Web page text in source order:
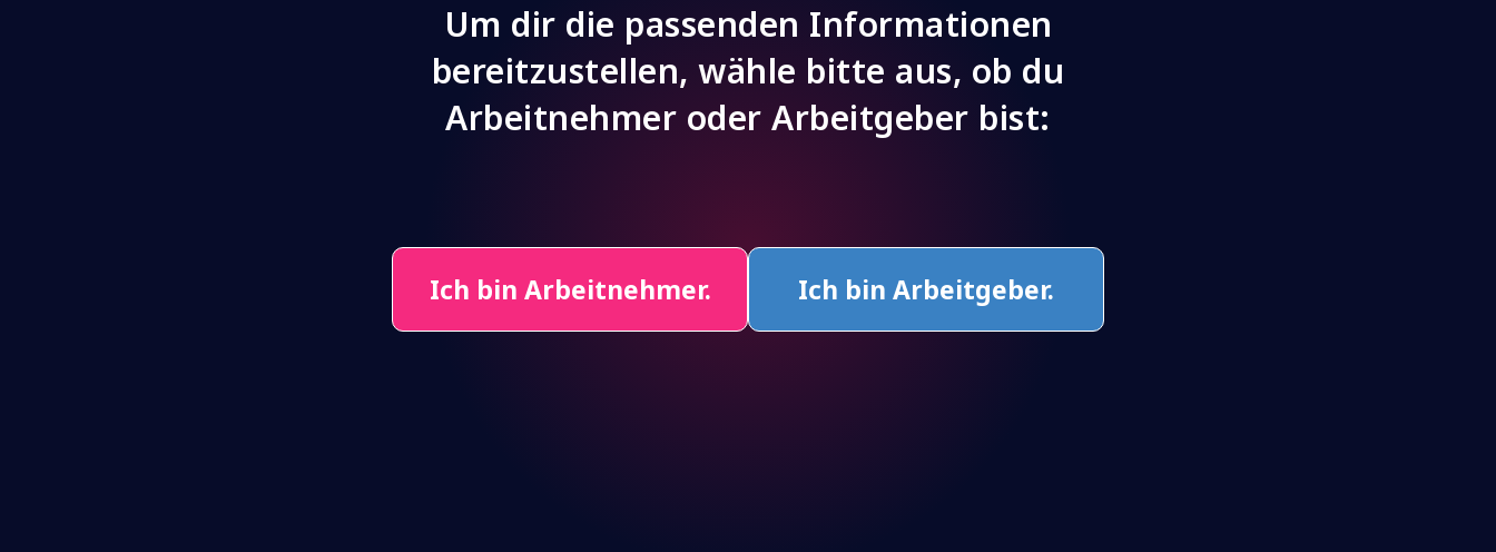
Um dir die passenden Informationen
bereitzustellen, wähle bitte aus, ob du
Arbeitnehmer oder Arbeitgeber bist:
Ich bin Arbeitnehmer. Ich bin Arbeitgeber.